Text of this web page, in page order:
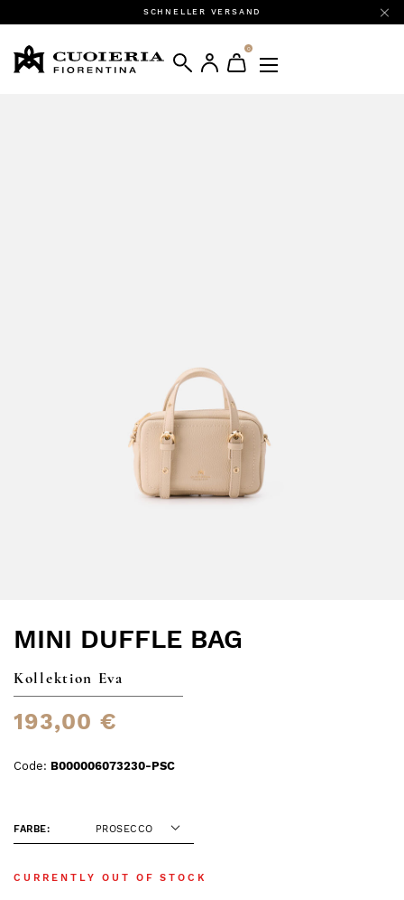
SCHNELLER VERSAND
0
MINI DUFFLE BAG
Kollektion Eva
193,00 €
Code: B000006073230-PSC
FARBE: PROSECCO
CURRENTLY OUT OF STOCK